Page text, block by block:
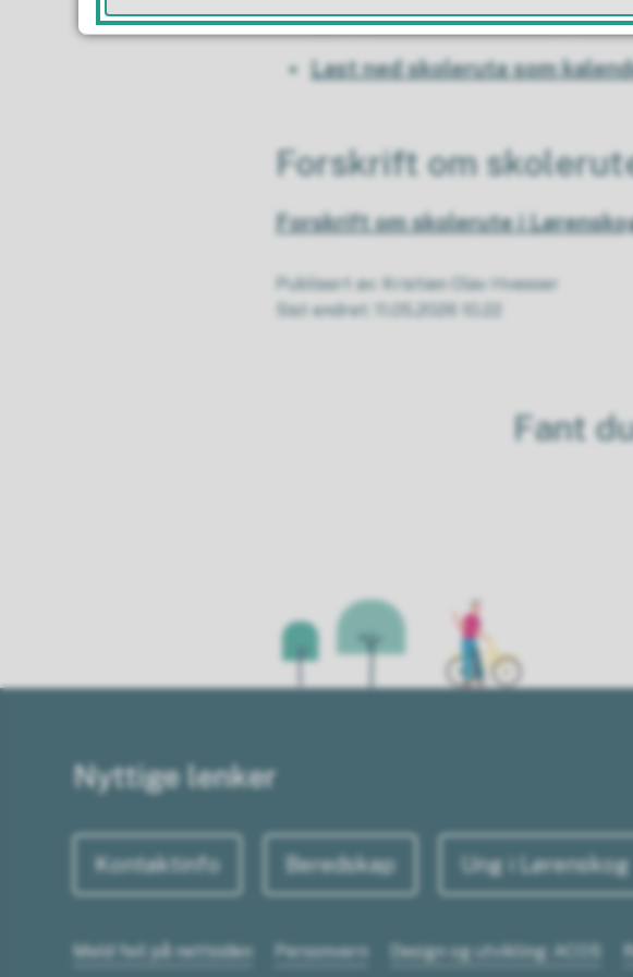
Legg til skoleruta i Google
Last ned skoleruta som
Forskrift om
Forskrift om skolerute i
Publisert av Kristian Olav Hvesser
Sist endret
11.05.2026 10.22
Fant
Nyttige lenker
Kontaktinfo Beredskap Ung i Lørenskog
Meld feil på nettsiden Personvern Design og utvikling: ACOS